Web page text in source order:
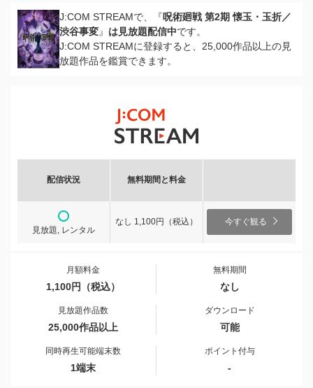
J:COM STREAMで、『呪術廻戦 第2期 懐玉・玉折／
渋谷事変』 は見放題配信中です。
J:COM STREAMに登録すると、25,000作品以上の見
放題作品を鑑賞できます。
配信状況 無料期間と料金
見放題, レンタル
なし 1,100円（税込） 今すぐ観る
月額料金
1,100円（税込）
無料期間
なし
見放題作品数
25,000作品以上
ダウンロード
可能
同時再生可能端末数
1端末
ポイント付与
-